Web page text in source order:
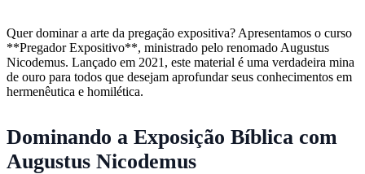
Quer dominar a arte da pregação expositiva? Apresentamos o curso
**Pregador Expositivo**, ministrado pelo renomado Augustus
Nicodemus. Lançado em 2021, este material é uma verdadeira mina
de ouro para todos que desejam aprofundar seus conhecimentos em
hermenêutica e homilética.
Dominando a Exposição Bíblica com
Augustus Nicodemus